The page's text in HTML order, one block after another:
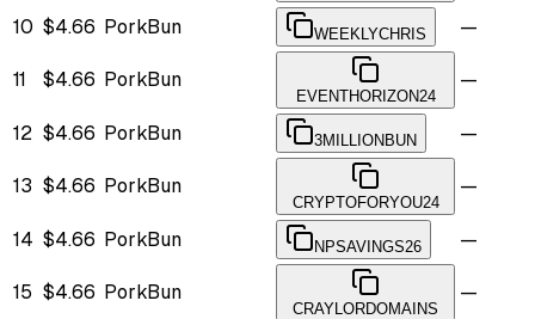
10 $4.66 PorkBun WEEKLYCHRIS —
11 $4.66 PorkBun
EVENTHORIZON24
—
12 $4.66 PorkBun 3MILLIONBUN —
13 $4.66 PorkBun
CRYPTOFORYOU24
—
14 $4.66 PorkBun NPSAVINGS26 —
15 $4.66 PorkBun
CRAYLORDOMAINS
—